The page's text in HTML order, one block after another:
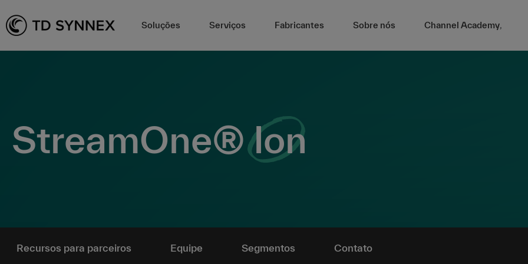
Soluções Serviços Fabricantes Sobre nós Channel Academy,
StreamOne®Ion
Recursos para parceiros Equipe Segmentos Contato